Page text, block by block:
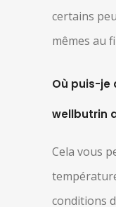
certains
mêmes au
Où puis-je
wellbutrin
Cela vous
conditions